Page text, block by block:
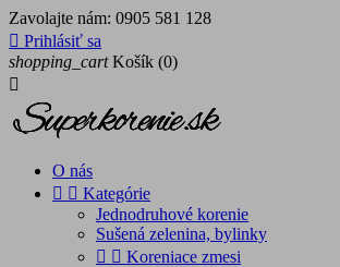
Zavolajte nám: 0905 581 128
 Prihlásiť sa
shopping_cart Košík (0)

O nás
  Kategórie
Jednodruhové korenie
Sušená zelenina, bylinky
  Koreniace zmesi